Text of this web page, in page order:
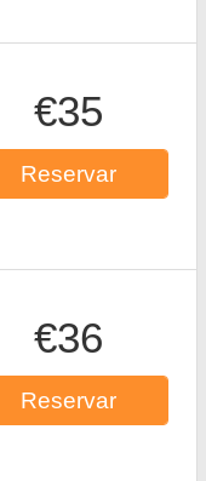
€35
Reservar
€36
Reservar